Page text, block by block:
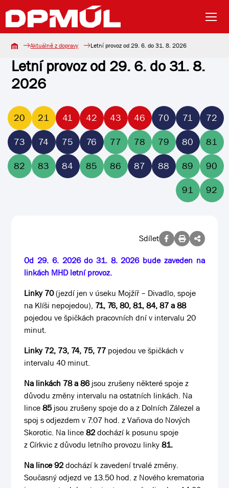
Aktuálně z dopravy Letní provoz od 29. 6. do 31. 8. 2026
Letní provoz od 29. 6. do 31. 8.
2026
20 21 41 42 43 46 70 71 72
73 74 75 76 77 78 79 80 81
82 83 84 85 86 87 88 89 90
91 92
Sdílet
Od 29. 6. 2026 do 31. 8. 2026 bude zaveden na
linkách MHD letní provoz.
Linky 70(jezdí jen v úseku Mojžíř – Divadlo, spoje
na Klíši nepojedou), 71, 76, 80, 81, 84, 87 a 88
pojedou ve špičkách pracovních dní v intervalu 20
minut.
Linky 72, 73, 74, 75, 77 pojedou ve špičkách v
intervalu 40 minut.
Na linkách 78 a 86jsou zrušeny některé spoje z
důvodu změny intervalu na ostatních linkách. Na
lince85jsou zrušeny spoje do a z Dolních Zálezel a
spoj s odjezdem v 7:07 hod. z Vaňova do Nových
Skorotic. Na lince82dochází k posunu spoje
z Církvic z důvodu letního provozu linky81.
Na lince 92dochází k zavedení trvalé změny.
Současný odjezd ve 13.50 hod. z Nového krematoria